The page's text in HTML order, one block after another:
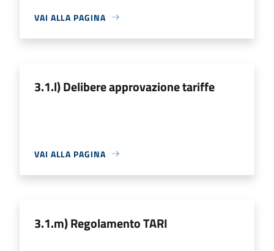
VAI ALLA PAGINA
3.1.l) Delibere approvazione tariffe
VAI ALLA PAGINA
3.1.m) Regolamento TARI